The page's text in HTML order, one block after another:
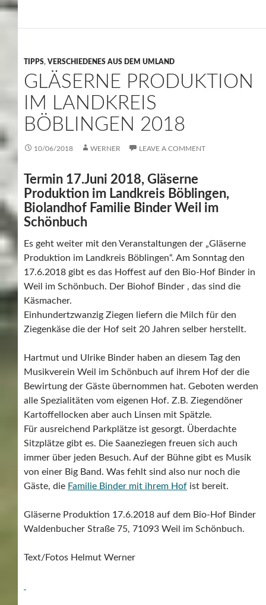
TIPPS, VERSCHIEDENES AUS DEM UMLAND
GLÄSERNE PRODUKTION
IM LANDKREIS
BÖBLINGEN 2018
10/06/2018 WERNER LEAVE A COMMENT
Termin 17.Juni 2018, Gläserne
Produktion im Landkreis Böblingen,
Biolandhof Familie Binder Weil im
Schönbuch
Es geht weiter mit den Veranstaltungen der „Gläserne
Produktion im Landkreis Böblingen“. Am Sonntag den
17.6.2018 gibt es das Hoffest auf den Bio-Hof Binder in
Weil im Schönbuch. Der Biohof Binder , das sind die
Käsmacher.
Einhundertzwanzig Ziegen liefern die Milch für den
Ziegenkäse die der Hof seit 20 Jahren selber herstellt.
Hartmut und Ulrike Binder haben an diesem Tag den
Musikverein Weil im Schönbuch auf ihrem Hof der die
Bewirtung der Gäste übernommen hat. Geboten werden
alle Spezialitäten vom eigenen Hof. Z.B. Ziegendöner
Kartoffellocken aber auch Linsen mit Spätzle.
Für ausreichend Parkplätze ist gesorgt. Überdachte
Sitzplätze gibt es. Die Saaneziegen freuen sich auch
immer über jeden Besuch. Auf der Bühne gibt es Musik
von einer Big Band. Was fehlt sind also nur noch die
Gäste, die Familie Binder mit ihrem Hof ist bereit.
Gläserne Produktion 17.6.2018 auf dem Bio-Hof Binder
Waldenbucher Straße 75, 71093 Weil im Schönbuch.
Text/Fotos Helmut Werner